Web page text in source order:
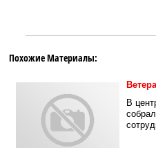
Похожие Материалы:
В